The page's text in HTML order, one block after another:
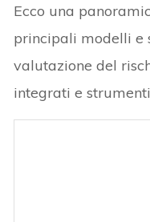
Ecco una
principali modelli e
valutazione del
integrati e